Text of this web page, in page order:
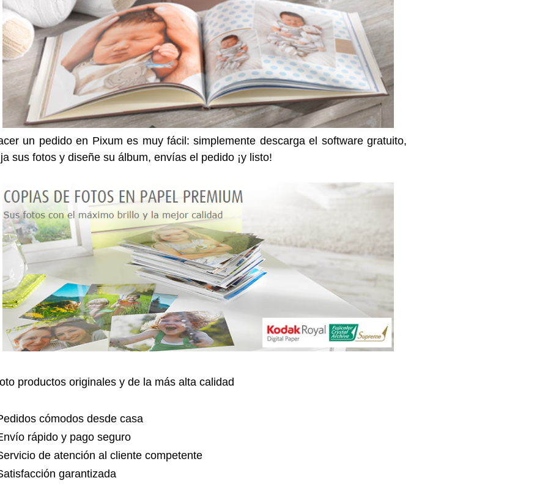
un pedido en Pixum es muy fácil: simplemente descarga el software gratuito,
sus fotos y diseñe su álbum, envías el pedido ¡y listo!
productos originales y de la más alta calidad
cómodos desde casa
rápido y pago seguro
de atención al cliente competente
garantizada